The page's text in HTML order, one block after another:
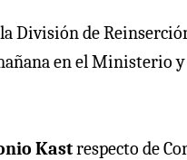
División de
en el Ministerio y
Kastrespecto de